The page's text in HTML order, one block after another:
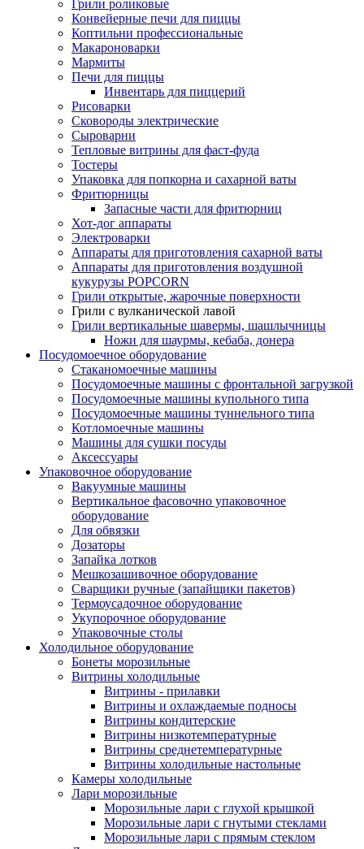
Грили роликовые
Конвейерные печи для пиццы
Коптильни профессиональные
Макароноварки
Мармиты
Печи для пиццы
Инвентарь для пиццерий
Рисоварки
Сковороды электрические
Сыроварни
Тепловые витрины для фаст-фуда
Тостеры
Упаковка для попкорна и сахарной ваты
Фритюрницы
Запасные части для фритюрниц
Хот-дог аппараты
Электроварки
Аппараты для приготовления сахарной ваты
Аппараты для приготовления воздушной
кукурузы POPCORN
Грили открытые, жарочные поверхности
Грили с вулканической лавой
Грили вертикальные шавермы, шашлычницы
Ножи для шаурмы, кебаба, донера
Посудомоечное оборудование
Стаканомоечные машины
Посудомоечные машины с фронтальной загрузкой
Посудомоечные машины купольного типа
Посудомоечные машины туннельного типа
Котломоечные машины
Машины для сушки посуды
Аксессуары
Упаковочное оборудование
Вакуумные машины
Вертикальное фасовочно упаковочное
оборудование
Для обвязки
Дозаторы
Запайка лотков
Мешкозашивочное оборудование
Сварщики ручные (запайщики пакетов)
Термоусадочное оборудование
Укупорочное оборудование
Упаковочные столы
Холодильное оборудование
Бонеты морозильные
Витрины холодильные
Витрины - прилавки
Витрины и охлаждаемые подносы
Витрины кондитерские
Витрины низкотемпературные
Витрины среднетемпературные
Витрины холодильные настольные
Камеры холодильные
Лари морозильные
Морозильные лари с глухой крышкой
Морозильные лари с гнутыми стеклами
Морозильные лари с прямым стеклом